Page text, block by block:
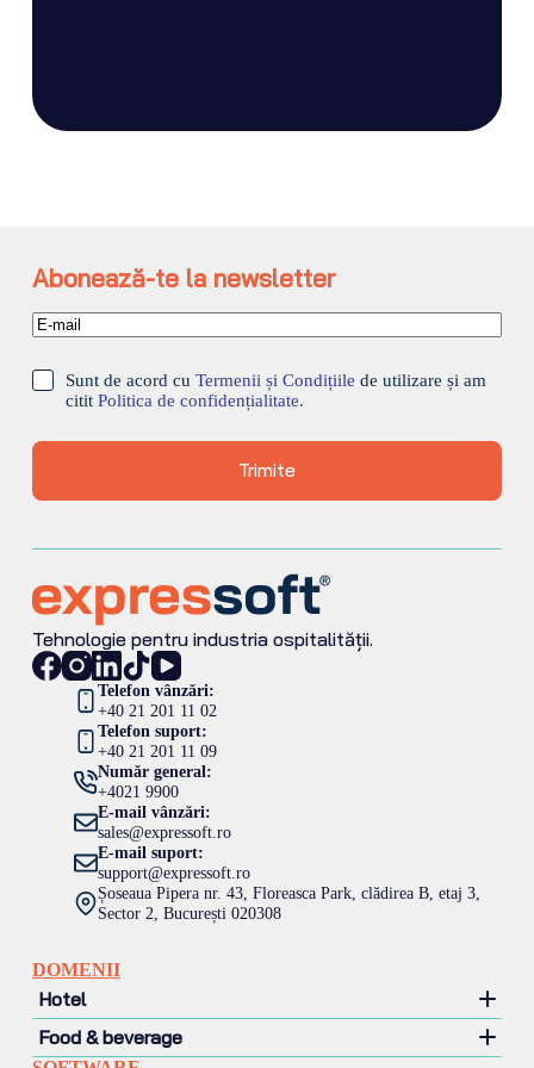
Abonează-te la newsletter
Sunt de acord cu Termenii și Condițiile de utilizare și am
citit Politica de confidențialitate.
Trimite
Tehnologie pentru industria ospitalității.
Telefon vânzări:
+40 21 201 11 02
Telefon suport:
+40 21 201 11 09
Număr general:
+4021 9900
E-mail vânzări:
sales@expressoft.ro
E-mail suport:
support@expressoft.ro
Șoseaua Pipera nr. 43, Floreasca Park, clădirea B, etaj 3,
Sector 2, București 020308
DOMENII
Hotel
Hotel
Food & beverage